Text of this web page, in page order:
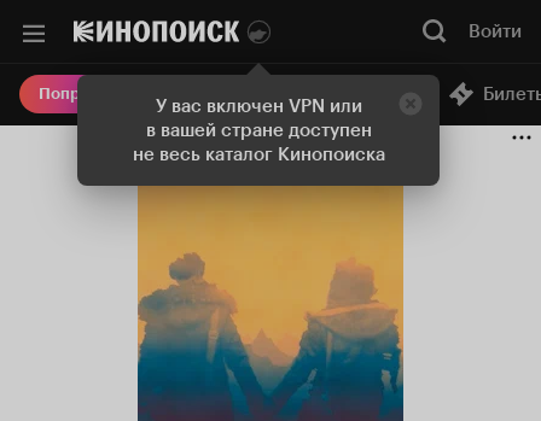
У вас включен VPN или
в вашей стране доступен
не весь каталог Кинопоиска
Войти
Попробовать Плюс Онлайн-кинотеатр